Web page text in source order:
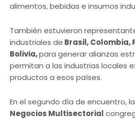
alimentos, bebidas e insumos
También estuvieron
industriales de Brasil, Colombia,
Bolivia,para generar alianzas
permitan a las industrias locales
productos a esos países.
En el segundo día de encuentro, la
Negocios Multisectorial